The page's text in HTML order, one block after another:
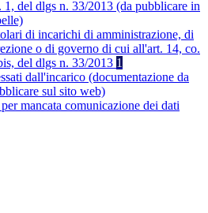
1, del dlgs n. 33/2013 (da pubblicare in
di incarichi di amministrazione, di
o di governo di cui all'art. 14, co.
del dlgs n. 33/2013 1
dall'incarico (documentazione da
sul sito web)
mancata comunicazione dei dati